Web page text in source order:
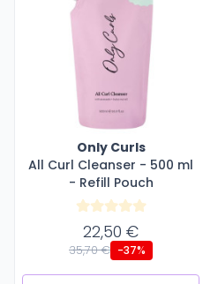
Only Curls
All Curl Cleanser - 500 ml
- Refill Pouch
22,50 €
35,70 € -37%